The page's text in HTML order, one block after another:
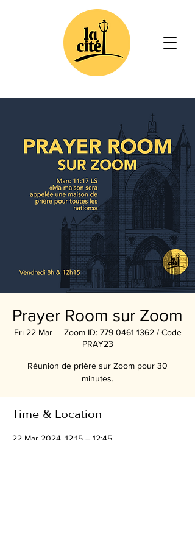
Prayer Room sur Zoom
Fri 22 Mar
  |
Zoom ID: 779 0461 1362 / Code
PRAY23
Réunion de prière sur Zoom pour 30
minutes.
Time & Location
22 Mar 2024, 12:15 – 12:45